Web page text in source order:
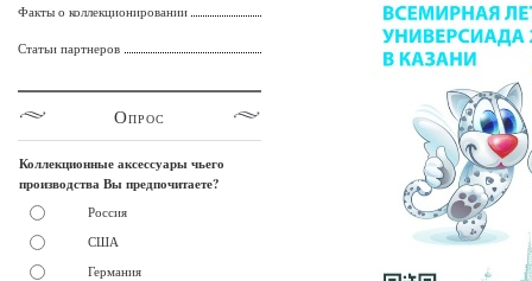
Факты о коллекционировании
Статьи партнеров
Опрос
Коллекционные аксессуары чьего
производства Вы предпочитаете?
Россия
США
Германия